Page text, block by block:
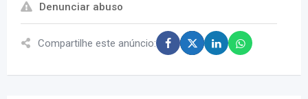
Denunciar abuso
Compartilhe este anúncio: